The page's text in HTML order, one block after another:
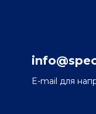
E-mail для